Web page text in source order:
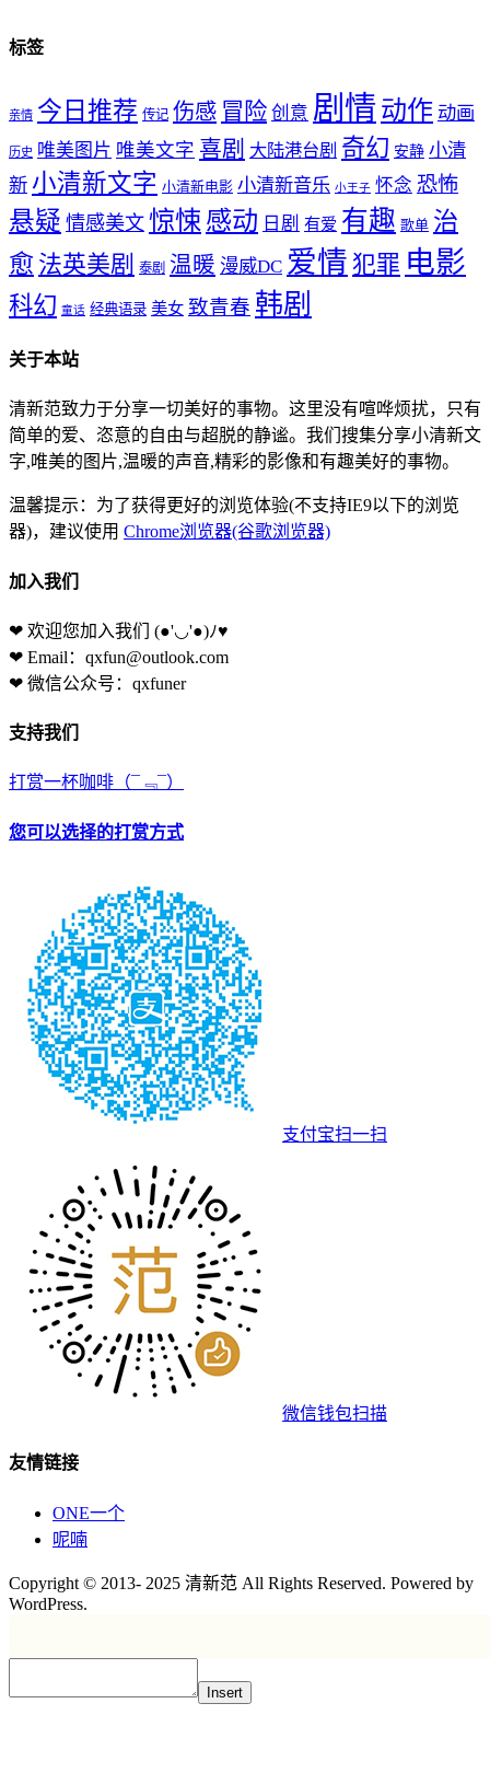
标签
亲情 今日推荐 传记 伤感 冒险 创意 剧情 动作 动画
历史 唯美图片 唯美文字 喜剧 大陆港台剧 奇幻 安静 小清
新 小清新文字 小清新电影 小清新音乐 小王子 怀念 恐怖
悬疑 情感美文 惊悚 感动 日剧 有爱 有趣 歌单 治
愈 法英美剧 泰剧 温暖 漫威DC 爱情 犯罪 电影
科幻 童话 经典语录 美女 致青春 韩剧
关于本站
清新范致力于分享一切美好的事物。这里没有喧哗烦扰，只有
简单的爱、恣意的自由与超脱的静谧。我们搜集分享小清新文
字,唯美的图片,温暖的声音,精彩的影像和有趣美好的事物。
温馨提示：为了获得更好的浏览体验(不支持IE9以下的浏览
器)，建议使用 Chrome浏览器(谷歌浏览器)
加入我们
❤ 欢迎您加入我们 (●'◡'●)ﾉ♥
❤ Email：qxfun@outlook.com
❤ 微信公众号：qxfuner
支持我们
打赏一杯咖啡 （¯﹃¯）
您可以选择的打赏方式
支付宝扫一扫
微信钱包扫描
友情链接
ONE一个
呢喃
Copyright © 2013- 2025 清新范 All Rights Reserved. Powered by
WordPress.
Insert